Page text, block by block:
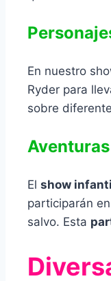
En nuestro
Ryder para
sobre
El show
participarán
salvo. Esta